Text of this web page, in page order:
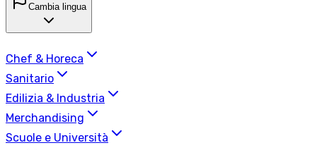
Cambia lingua
Chef & Horeca
Sanitario
Edilizia & Industria
Merchandising
Scuole e Università